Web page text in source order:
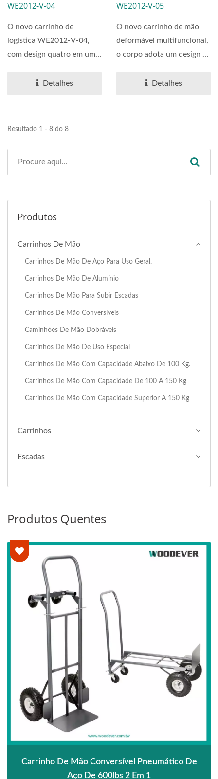
(Carregando 360 Kg)
WE2012-V-04
O novo carrinho de
logística WE2012-V-04,
com design quatro em um,
Detalhes
(Carregando 360 Kg)
WE2012-V-05
O novo carrinho de mão
deformável multifuncional,
o corpo adota um design de
Detalhes
Resultado 1 - 8 do 8
Produtos
Carrinhos De Mão
Carrinhos De Mão De Aço Para Uso Geral.
Carrinhos De Mão De Alumínio
Carrinhos De Mão Para Subir Escadas
Carrinhos De Mão Conversíveis
Caminhões De Mão Dobráveis
Carrinhos De Mão De Uso Especial
Carrinhos De Mão Com Capacidade Abaixo De 100 Kg.
Carrinhos De Mão Com Capacidade De 100 A 150 Kg
Carrinhos De Mão Com Capacidade Superior A 150 Kg
Carrinhos
Escadas
Produtos Quentes
Carrinho De Mão Conversível Pneumático De
Aço De 600lbs 2 Em 1